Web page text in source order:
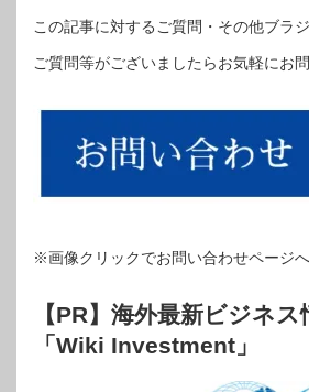
この記事に対するご質問・その他ブラ
ご質問等がございましたらお気軽にお
※画像クリックでお問い合わせページ
【PR】海外最新ビジネス
「Wiki Investment」